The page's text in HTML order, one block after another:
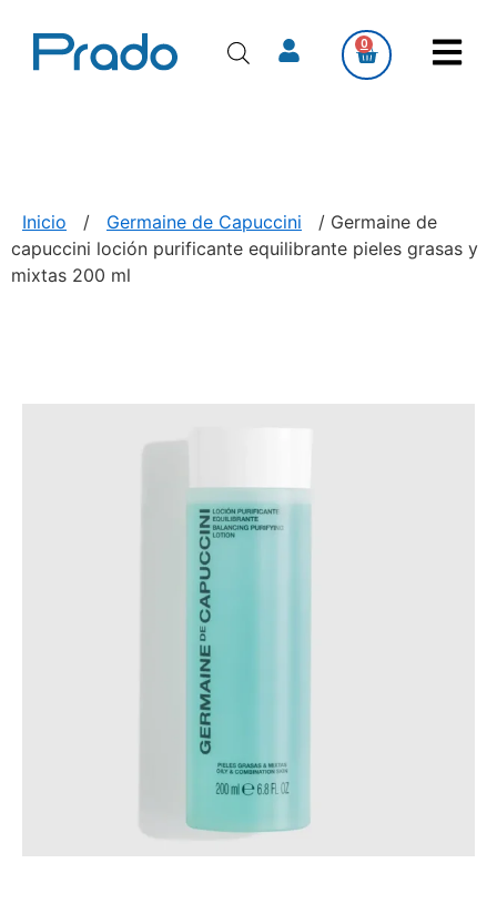
0
Inicio / Germaine de Capuccini
/ Germaine de
capuccini loción purificante equilibrante pieles grasas y
mixtas 200 ml